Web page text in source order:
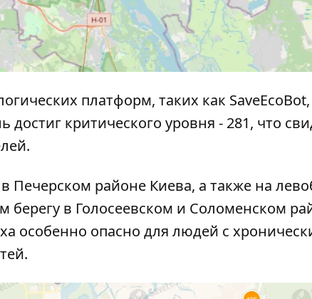
платформ, таких как SaveEcoBot
достиг критического уровня - 281, что
Печерском районе Киева, а также на
в Голосеевском и Соломенском
особенно опасно для людей с